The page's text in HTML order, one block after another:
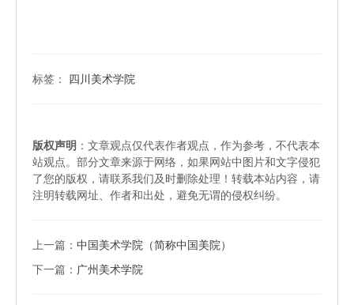
标签： 四川美术学院
版权声明 ：文章观点仅代表作者观点，作为参考，不代表本
站观点。部分文章来源于网络，如果网站中图片和文字侵犯
了您的版权，请联系我们及时删除处理！转载本站内容，请
注明转载网址、作者和出处，避免无谓的侵权纠纷。
上一篇： 中国美术学院（简称中国美院）
下一篇： 广州美术学院